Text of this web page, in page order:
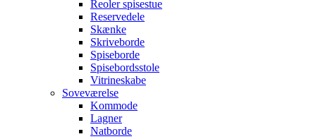
Reoler spisestue
Reservedele
Skænke
Skriveborde
Spiseborde
Spisebordsstole
Vitrineskabe
Soveværelse
Kommode
Lagner
Natborde